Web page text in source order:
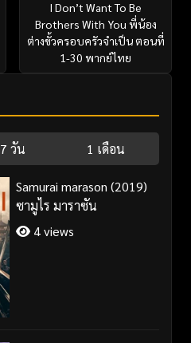
I Don’t Want To Be
Brothers With You พี่น้อง
ต่างขั้วครอบครัวจำเป็น ตอนที่
1-30 พากย์ไทย
7 วัน 1 เดือน
Samurai marason (2019)
ซามูไร มาราซัน
4 views